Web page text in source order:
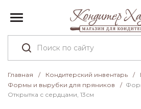
Главная / Кондитерский инвентарь /
Формы и вырубки для пряников
/
Открытка с сердцами, 13см